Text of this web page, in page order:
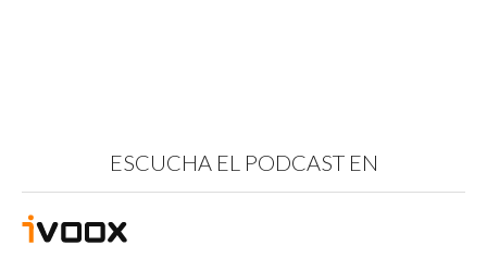
ESCUCHA EL PODCAST EN